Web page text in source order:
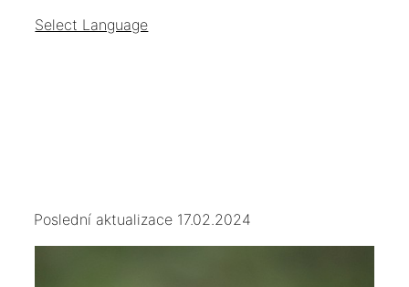
Select Language
Poslední aktualizace 17.02.2024